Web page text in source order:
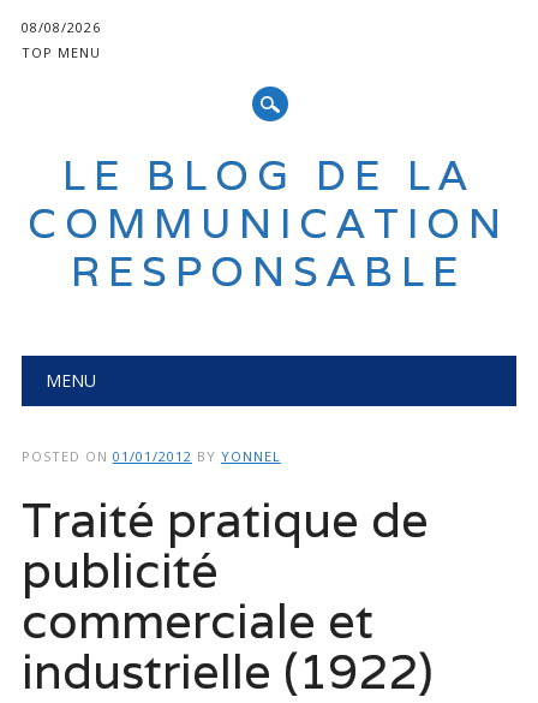
08/08/2026
TOP MENU
LE BLOG DE LA
COMMUNICATION
RESPONSABLE
Main menu
MENU
POSTED ON 01/01/2012 BY YONNEL
Traité pratique de
publicité
commerciale et
industrielle (1922)